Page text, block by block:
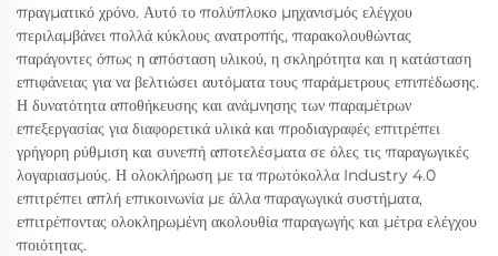
πραγματικό χρόνο. Αυτό το πολύπλοκο μηχανισμός ελέγχου
περιλαμβάνει πολλά κύκλους ανατροπής, παρακολουθώντας
παράγοντες όπως η απόσταση υλικού, η σκληρότητα και η κατάσταση
επιφάνειας για να βελτιώσει αυτόματα τους παράμετρους επιπέδωσης.
Η δυνατότητα αποθήκευσης και ανάμνησης των παραμέτρων
επεξεργασίας για διαφορετικά υλικά και προδιαγραφές επιτρέπει
γρήγορη ρύθμιση και συνεπή αποτελέσματα σε όλες τις παραγωγικές
λογαριασμούς. Η ολοκλήρωση με τα πρωτόκολλα Industry 4.0
επιτρέπει απλή επικοινωνία με άλλα παραγωγικά συστήματα,
επιτρέποντας ολοκληρωμένη ακολουθία παραγωγής και μέτρα ελέγχου
ποιότητας.